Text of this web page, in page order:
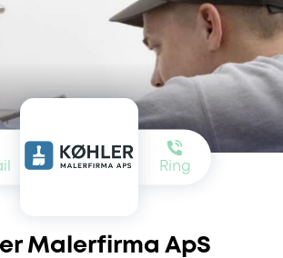
Ring
Malerfirma ApS